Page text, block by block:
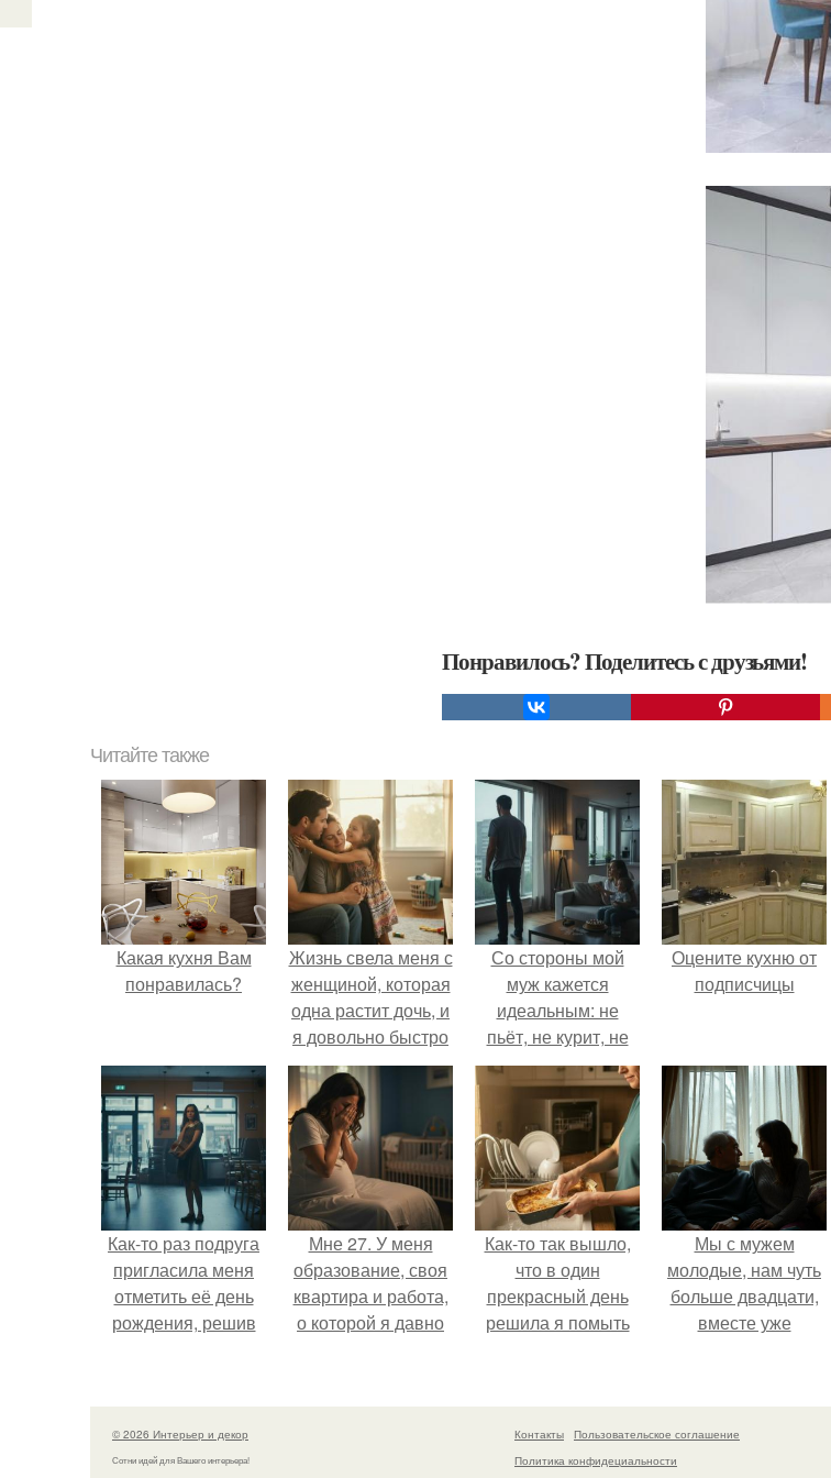
Понравилось? Поделитесь с друзьями!
Читайте также
Какая кухня Вам
понравилась?
Жизнь свела меня с
женщиной, которая
одна растит дочь, и
я довольно быстро
привязался к ним
обеим.
Со стороны мой
муж кажется
идеальным: не
пьёт, не курит, не
даёт поводов для
ревности, с
ребёнком
справляется
отлично, да и
готовит лучше
многих.
Оцените кухню от
подписчицы
Как-то раз подруга
пригласила меня
отметить её день
рождения, решив
Мне 27. У меня
образование, своя
квартира и работа,
о которой я давно
Как-то так вышло,
что в один
прекрасный день
решила я помыть
покое.
Мы с мужем
молодые, нам чуть
больше двадцати,
вместе уже
- сыну всего год.
© 2026 Интерьер и декор
Сотни идей для Вашего интерьера!
Контакты
Пользовательское соглашение
Политика конфидециальности